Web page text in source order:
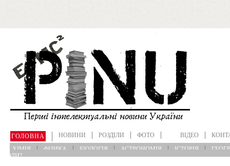
Перейти до основного матеріалу
ГОЛОВНА НОВИНИ
РОЗДІЛИ
ХІМІЯ
ФІЗИКА БІОЛОГІЯ АСТРОНОМІЯ ІСТОРІЯ
ФОТО ВІДЕО